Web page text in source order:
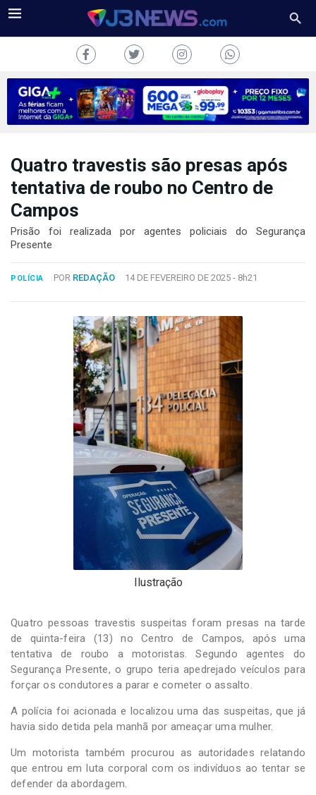
J3NEWS
COLUNAS
2024
Quatro travestis são presas após
tentativa de roubo no Centro de
Campos
Prisão foi realizada por agentes policiais do Segurança
Presente
POLÍCIA POR REDAÇÃO 14 DE FEVEREIRO DE 2025 - 8h21
Ilustração
Quatro pessoas travestis suspeitas foram presas na tarde
de quinta-feira (13) no Centro de Campos, após uma
tentativa de roubo a motoristas. Segundo agentes do
Segurança Presente, o grupo teria apedrejado veículos para
forçar os condutores a parar e cometer o assalto.
A polícia foi acionada e localizou uma das suspeitas, que já
havia sido detida pela manhã por ameaçar uma mulher.
Um motorista também procurou as autoridades relatando
que entrou em luta corporal com os indivíduos ao tentar se
defender da abordagem.